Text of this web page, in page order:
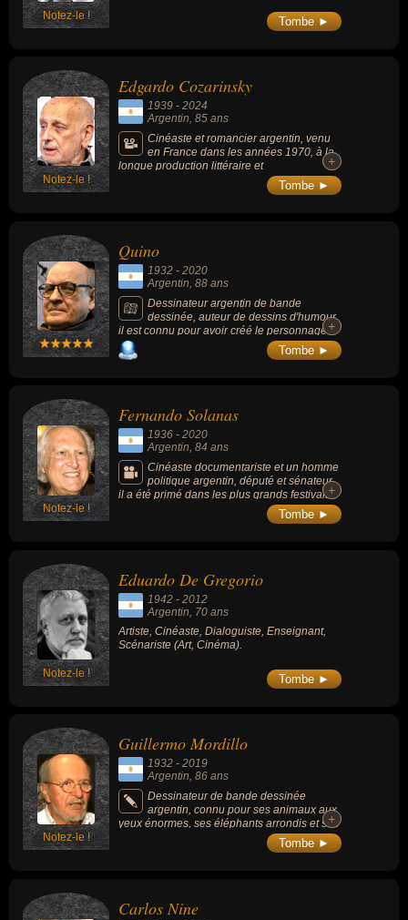
Notez-le ! Tombe ►
Notez-le !
Edgardo Cozarinsky
1939 - 2024
Argentin, 85 ans
Cinéaste et romancier argentin, venu
en France dans les années 1970, à la
longue production littéraire et
+
+
Tombe ►
Quino
1932 - 2020
Argentin , 88 ans
Dessinateur argentin de bande
dessinée, auteur de dessins d'humour,
il est connu pour avoir créé le personnage
satirique de Mafalda, une petite fille brune
mise en scène dans des comic strips.
+
+
Tombe ►
Notez-le !
Fernando Solanas
1936 - 2020
Argentin, 84 ans
Cinéaste documentariste et un homme
politique argentin, député et sénateur,
il a été primé dans les plus grands festivals
européens (Grand Prix à Venise, Prix de la
mise en scène à Cannes, Ours d'or
politique), « Le Sud » (1988, drame) ou «
Mémoire d'un saccage » (2003,
documentaire).
+
+
Tombe ►
Notez-le !
Eduardo De Gregorio
1942 - 2012
Argentin, 70 ans
Artiste, Cinéaste, Dialoguiste, Enseignant,
Scénariste (Art, Cinéma).
Tombe ►
Notez-le !
Guillermo Mordillo
1932 - 2019
Argentin, 86 ans
Dessinateur de bande dessinée
argentin, connu pour ses animaux aux
yeux énormes, ses éléphants arrondis et ses
girafes au long cou qu’il dessinait avec
beaucoup d’humour. Ses dessins muets ont
+
+
Tombe ►
Carlos Nine